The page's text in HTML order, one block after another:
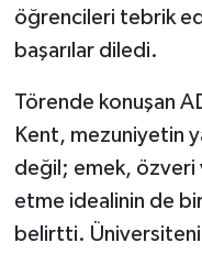
öğrencileri tebrik
başarılar diledi.
Törende konuşan
Kent, mezuniyetin
değil; emek, özveri
etme idealinin de
belirtti.